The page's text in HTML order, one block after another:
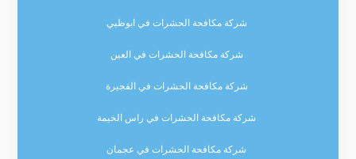
شركة مكافحة الحشرات في ابوظبي
شركة مكافحة الحشرات في العين
شركة مكافحة الحشرات في الفجيرة
شركة مكافحة الحشرات في راس الخيمة
شركة مكافحة الحشرات في عجمان